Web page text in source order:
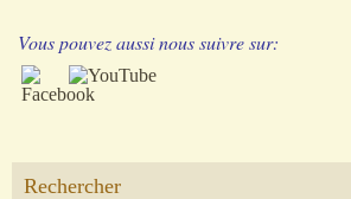
Vous pouvez aussi nous suivre sur:
Rechercher